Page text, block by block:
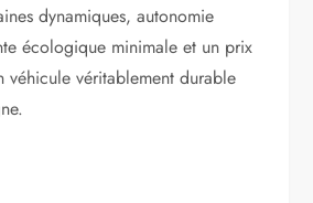
dynamiques, autonomie
écologique minimale et un prix
véhicule véritablement durable